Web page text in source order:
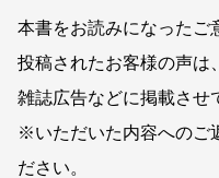
本書をお読みになったご
投稿されたお客様の声は
雑誌広告などに掲載させ
※いただいた内容へのご
ださい。